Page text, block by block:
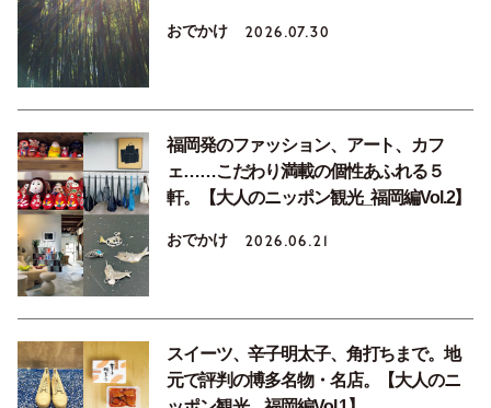
おでかけ 2026.07.30
福岡発のファッション、アート、カフ
ェ……こだわり満載の個性あふれる５
軒。【大人のニッポン観光_福岡編Vol.2】
おでかけ 2026.06.21
スイーツ、辛子明太子、角打ちまで。地
元で評判の博多名物・名店。【大人のニ